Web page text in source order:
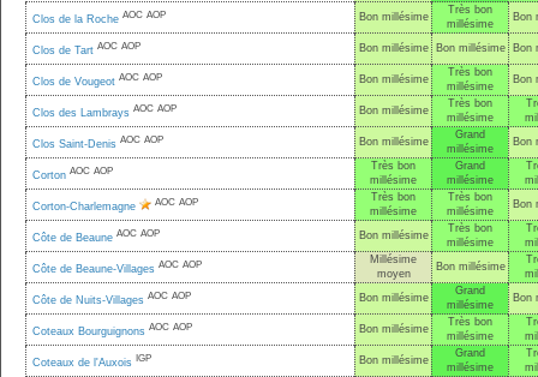
Clos de la Roche AOC AOP Bon millésime
Très bon
millésime
Bon
Clos de Tart AOC AOP Bon millésime Bon millésime Bon
Clos de Vougeot AOC AOP Bon millésime
Très bon
millésime
Bon
Clos des Lambrays AOC AOP Bon millésime
Très bon
millésime
Clos Saint-Denis AOC AOP Bon millésime
Grand
millésime
Bon
Corton AOC AOP
Très bon
millésime
Grand
millésime
Corton-Charlemagne AOC AOP
Très bon
millésime
Très bon
millésime
Bon
Côte de Beaune AOC AOP Bon millésime
Très bon
millésime
Côte de Beaune-Villages AOC AOP
Millésime
moyen
Bon millésime
Côte de Nuits-Villages AOC AOP Bon millésime
Grand
millésime
Bon
Coteaux Bourguignons AOC AOP Bon millésime
Très bon
millésime
Coteaux de l'Auxois IGP Bon millésime
Grand
millésime